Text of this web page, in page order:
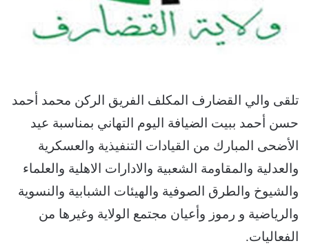
تلقى والي القضارف المكلف الفريق الركن محمد أحمد
حسن أحمد ببيت الضيافة اليوم التهاني بمناسبة عيد
الأضحى المبارك من القيادات التنفيذية والعسكرية
والعدلية والمقاومة الشعبية والادارات الاهلية والعلماء
والشيوخ والطرق الصوفية والهيئات الشبابية والنسوية
والرياضية و رموز وأعيان مجتمع الولاية وغيرها من
الفعاليات.